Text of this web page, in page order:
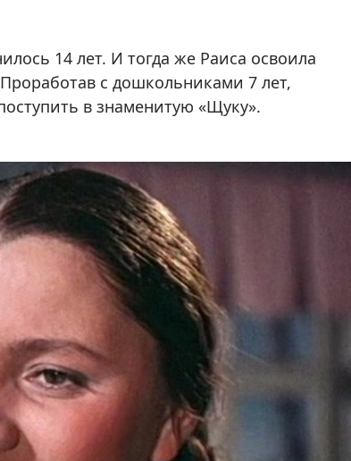
14 лет. И тогда же Раиса освоила
с дошкольниками 7 лет,
в знаменитую «Щуку».